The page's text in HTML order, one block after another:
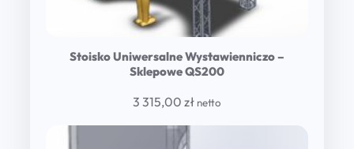
Stoisko Uniwersalne Wystawienniczo –
Sklepowe QS200
3 315,00 zł netto